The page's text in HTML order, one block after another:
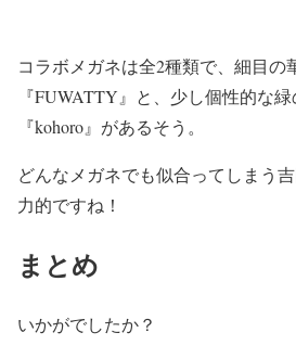
コラボメガネは全2種類で、 細目の
『FUWATTY』 と、 少し個性的な
『kohoro』 があるそう。
どんなメガネでも似合ってしまう
力的ですね！
まとめ
いかがでしたか？